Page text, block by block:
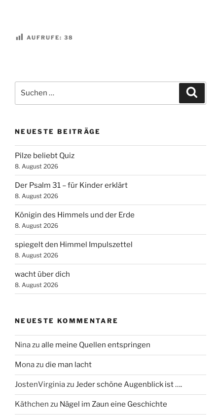
AUFRUFE: 38
nach:
NEUESTE BEITRÄGE
Pilze beliebt Quiz
8. August 2026
Der Psalm 31 – für Kinder erklärt
8. August 2026
Königin des Himmels und der Erde
8. August 2026
spiegelt den Himmel Impulszettel
8. August 2026
wacht über dich
8. August 2026
NEUESTE KOMMENTARE
Ninazu alle meine Quellen entspringen
Monazu die man lacht
JostenVirginiazu Jeder schöne Augenblick ist ….
Käthchen zu Nägel im Zaun eine Geschichte